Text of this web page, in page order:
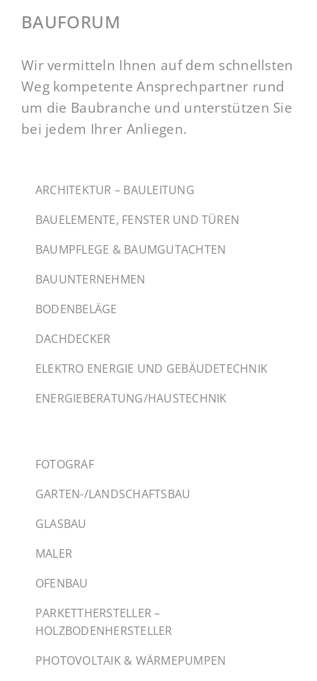
BAUFORUM
Wir vermitteln Ihnen auf dem schnellsten
Weg kompetente Ansprechpartner rund
um die Baubranche und unterstützen Sie
bei jedem Ihrer Anliegen.
ARCHITEKTUR – BAULEITUNG
BAUELEMENTE, FENSTER UND TÜREN
BAUMPFLEGE & BAUMGUTACHTEN
BAUUNTERNEHMEN
BODENBELÄGE
DACHDECKER
ELEKTRO ENERGIE UND GEBÄUDETECHNIK
ENERGIEBERATUNG/HAUSTECHNIK
FOTOGRAF
GARTEN-/LANDSCHAFTSBAU
GLASBAU
MALER
OFENBAU
PARKETTHERSTELLER –
HOLZBODENHERSTELLER
PHOTOVOLTAIK & WÄRMEPUMPEN